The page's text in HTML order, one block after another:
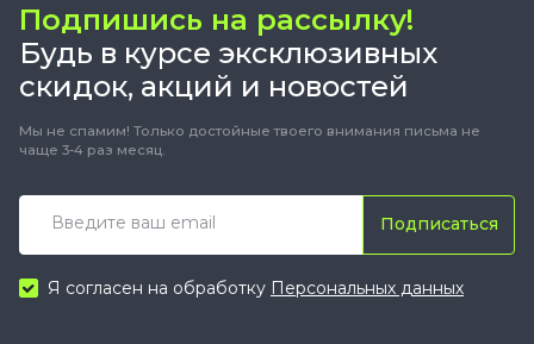
Подпишись на рассылку!
Будь в курсе эксклюзивных
скидок, акций и новостей
Мы не спамим! Только достойные твоего внимания письма не
чаще 3-4 раз месяц.
Подписаться
Я согласен на обработку Персональных данных